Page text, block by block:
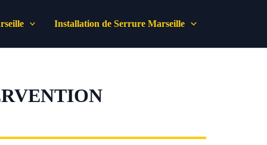
Installation de Serrure Marseille